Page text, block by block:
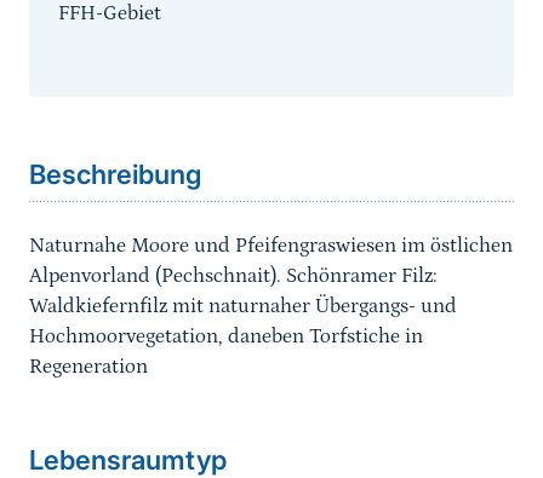
FFH-Gebiet
Beschreibung
Naturnahe Moore und Pfeifengraswiesen im östlichen
Alpenvorland (Pechschnait). Schönramer Filz:
Waldkiefernfilz mit naturnaher Übergangs- und
Hochmoorvegetation, daneben Torfstiche in
Regeneration
Lebensraumtyp